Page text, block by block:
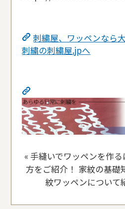
刺繍屋、ワッペンなら
刺繍の刺繍屋.jpへ
« 手縫いでワッペンを作
方をご紹介！ 家紋の基礎
紋ワッペンについて